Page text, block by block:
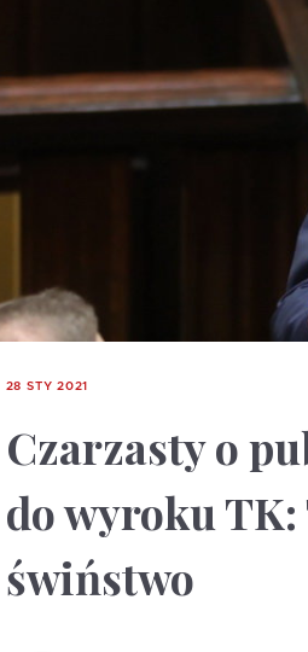
28 STY 2021
Czarzasty o
do wyroku
świństwo